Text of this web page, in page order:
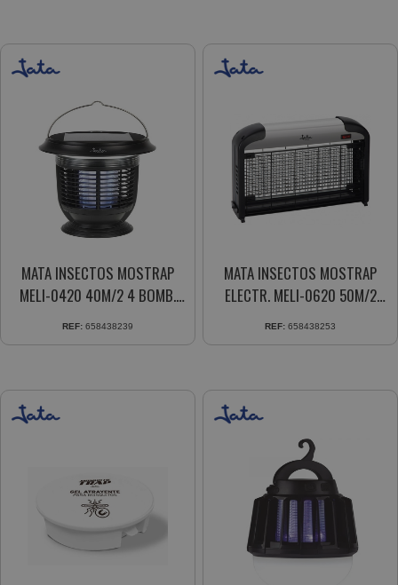
MATA INSECTOS MOSTRAP
MELI-0420 40M/2 4 BOMB.
RECARGABLE
EXTERIOR/INTERIOR
REF: 658438239
MATA INSECTOS MOSTRAP
ELECTR. MELI-0620 50M/2
INTERIOR MANDO DISTANCIA
REF: 658438253